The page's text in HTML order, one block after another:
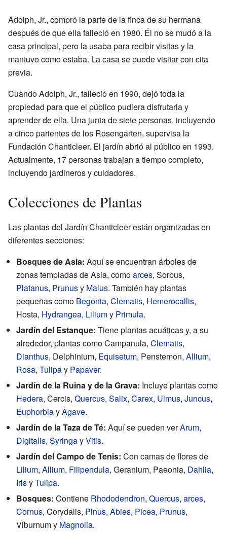
Adolph, Jr., compró la parte de la finca de su hermana
después de que ella falleció en 1980. Él no se mudó a la
casa principal, pero la usaba para recibir visitas y la
mantuvo como estaba. La casa se puede visitar con cita
previa.
Cuando Adolph, Jr., falleció en 1990, dejó toda la
propiedad para que el público pudiera disfrutarla y
aprender de ella. Una junta de siete personas, incluyendo
a cinco parientes de los Rosengarten, supervisa la
Fundación Chanticleer. El jardín abrió al público en 1993.
Actualmente, 17 personas trabajan a tiempo completo,
incluyendo jardineros y cuidadores.
Colecciones de Plantas
Las plantas del Jardín Chanticleer están organizadas en
diferentes secciones:
Bosques de Asia: Aquí se encuentran árboles de
zonas templadas de Asia, comoarces, Sorbus,
Platanus, Prunusy Malus. También hay plantas
pequeñas como Begonia, Clematis, Hemerocallis,
Hosta, Hydrangea, Liliumy Primula.
Jardín del Estanque: Tiene plantas acuáticas y, a su
alrededor, plantas como Campanula, Clematis,
Dianthus, Delphinium, Equisetum, Penstemon, Allium,
Rosa, Tulipay Papaver.
Jardín de la Ruina y de la Grava: Incluye plantas como
Hedera, Cercis, Quercus, Salix, Carex, Ulmus, Juncus,
EuphorbiayAgave.
Jardín de la Taza de Té: Aquí se pueden verArum,
Digitalis, SyringayVitis.
Jardín del Campo de Tenis: Con camas de flores de
Lilium, Allium, Filipendula, Geranium, Paeonia, Dahlia,
IrisyTulipa.
Bosques: Contiene Rhododendron, Quercus, arces,
Cornus, Corydalis, Pinus, Abies, Picea, Prunus,
Viburnum y Magnolia.